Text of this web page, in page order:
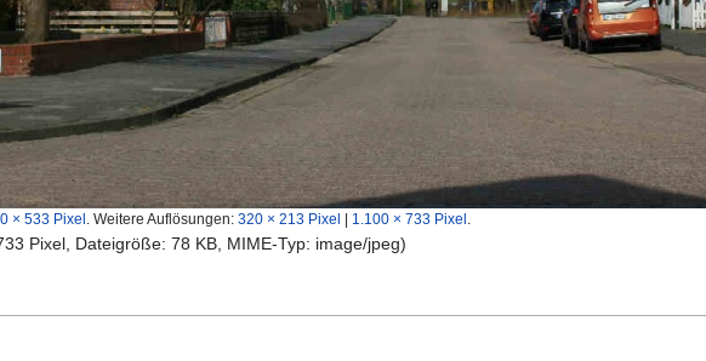
× 533 Pixel Weitere Auflösungen: 320 × 213 Pixel | 1.100 × 733 Pixel
Pixel, Dateigröße: 78 KB, MIME-Typ: image/jpeg)